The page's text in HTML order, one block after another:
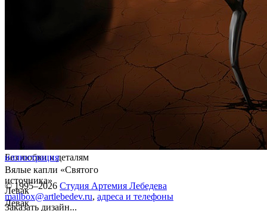
Без любви к деталям
Вялые капли «Святого
источника»
Левак
Левак
иллюстрация
© 1995–2026 Студия Артемия Лебедева
mailbox@artlebedev.ru, адреса и телефоны
Заказать дизайн...